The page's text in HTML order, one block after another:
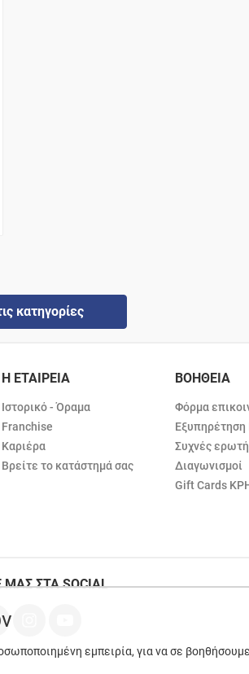
κατηγορίες
Η ΕΤΑΙΡΕΙΑ
Ιστορικό - Όραμα
Franchise
Καριέρα
Βρείτε το κατάστημά σας
ΒΟΗΘΕΙΑ
Φόρμα
Συχνές
Διαγωνισμοί
Gift Cards
ΣΤΑ SOCIAL
εμπειρία, για να σε